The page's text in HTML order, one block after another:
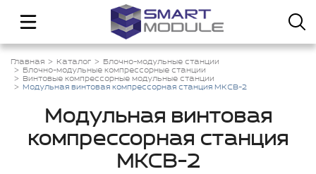
Главная Каталог
Блочно-модульные станции
Блочно-модульные компрессорные станции
Винтовые компрессорные модульные станции
Модульная винтовая компрессорная станция МКСВ-2
Модульная винтовая
компрессорная станция
МКСВ-2